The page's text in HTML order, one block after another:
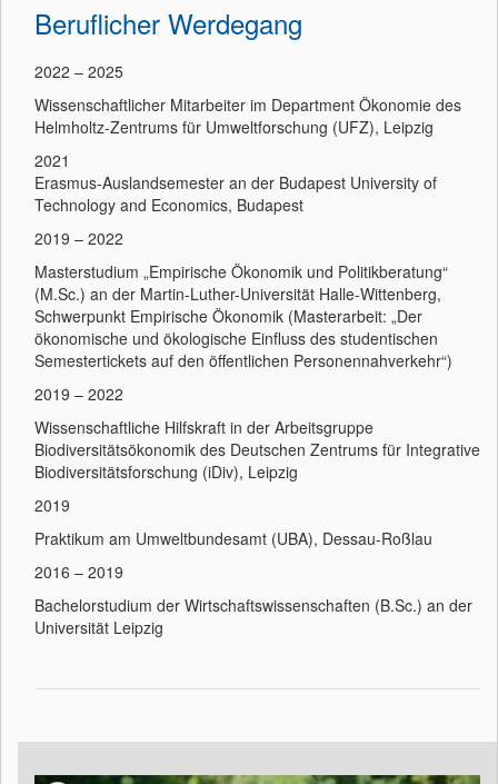
Beruflicher Werdegang
2022 – 2025
Wissenschaftlicher Mitarbeiter im Department Ökonomie des
Helmholtz-Zentrums für Umweltforschung (UFZ), Leipzig
2021
Erasmus-Auslandsemester an der Budapest University of
Technology and Economics, Budapest
2019 – 2022
Masterstudium „Empirische Ökonomik und Politikberatung“
(M.Sc.) an der Martin-Luther-Universität Halle-Wittenberg,
Schwerpunkt Empirische Ökonomik (Masterarbeit: „Der
ökonomische und ökologische Einfluss des studentischen
Semestertickets auf den öffentlichen Personennahverkehr“)
2019 – 2022
Wissenschaftliche Hilfskraft in der Arbeitsgruppe
Biodiversitätsökonomik des Deutschen Zentrums für Integrative
Biodiversitätsforschung (iDiv), Leipzig
2019
Praktikum am Umweltbundesamt (UBA), Dessau-Roßlau
2016 – 2019
Bachelorstudium der Wirtschaftswissenschaften (B.Sc.) an der
Universität Leipzig